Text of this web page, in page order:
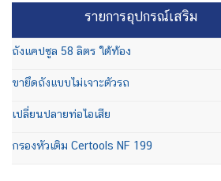
รายการอุปกรณ์เสริม
ถังแคปซูล 58 ลิตร ใต้ท้อง
ขายึดถังแบบไม่เจาะตัวรถ
เปลี่ยนปลายท่อไอเสีย
กรองหัวเติม Certools NF 199